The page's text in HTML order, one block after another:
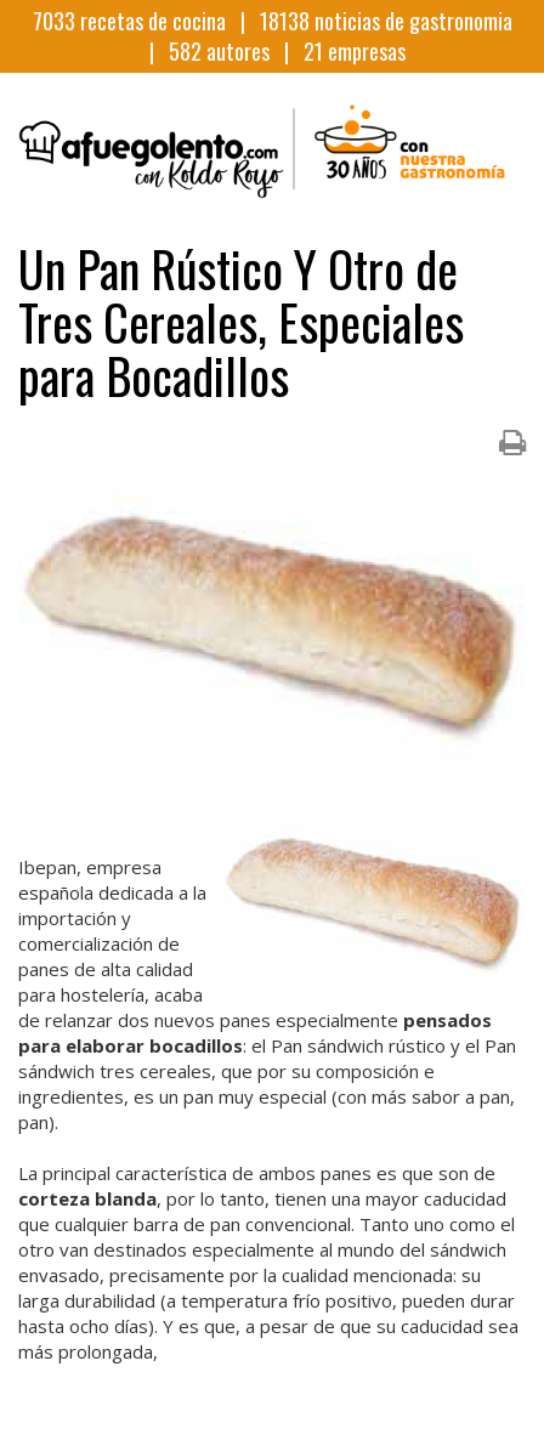
7033 recetas de cocina | 18138 noticias de gastronomia
| 582 autores | 21 empresas
Un Pan Rústico Y Otro de
Tres Cereales, Especiales
para Bocadillos
Ibepan, empresa
española dedicada a la
importación y
comercialización de
panes de alta calidad
para hostelería, acaba
de relanzar dos nuevos panes especialmente pensados
para elaborar bocadillos: el Pan sándwich rústico y el Pan
sándwich tres cereales, que por su composición e
ingredientes, es un pan muy especial (con más sabor a pan,
pan).
La principal característica de ambos panes es que son de
corteza blanda, por lo tanto, tienen una mayor caducidad
que cualquier barra de pan convencional. Tanto uno como el
otro van destinados especialmente al mundo del sándwich
envasado, precisamente por la cualidad mencionada: su
larga durabilidad (a temperatura frío positivo, pueden durar
hasta ocho días). Y es que, a pesar de que su caducidad sea
más prolongada,